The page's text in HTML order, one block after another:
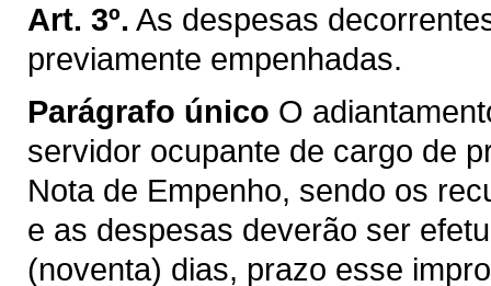
Art. 3º. As despesas
previamente empenhadas.
Parágrafo único O
servidor ocupante de cargo de
Nota de Empenho, sendo os
e as despesas deverão ser
(noventa) dias, prazo esse